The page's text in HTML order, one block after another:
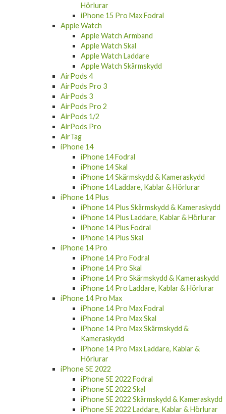
Hörlurar
iPhone 15 Pro Max Fodral
Apple Watch
Apple Watch Armband
Apple Watch Skal
Apple Watch Laddare
Apple Watch Skärmskydd
AirPods 4
AirPods Pro 3
AirPods 3
AirPods Pro 2
AirPods 1/2
AirPods Pro
AirTag
iPhone 14
iPhone 14 Fodral
iPhone 14 Skal
iPhone 14 Skärmskydd & Kameraskydd
iPhone 14 Laddare, Kablar & Hörlurar
iPhone 14 Plus
iPhone 14 Plus Skärmskydd & Kameraskydd
iPhone 14 Plus Laddare, Kablar & Hörlurar
iPhone 14 Plus Fodral
iPhone 14 Plus Skal
iPhone 14 Pro
iPhone 14 Pro Fodral
iPhone 14 Pro Skal
iPhone 14 Pro Skärmskydd & Kameraskydd
iPhone 14 Pro Laddare, Kablar & Hörlurar
iPhone 14 Pro Max
iPhone 14 Pro Max Fodral
iPhone 14 Pro Max Skal
iPhone 14 Pro Max Skärmskydd &
Kameraskydd
iPhone 14 Pro Max Laddare, Kablar &
Hörlurar
iPhone SE 2022
iPhone SE 2022 Fodral
iPhone SE 2022 Skal
iPhone SE 2022 Skärmskydd & Kameraskydd
iPhone SE 2022 Laddare, Kablar & Hörlurar